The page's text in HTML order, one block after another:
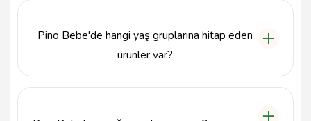
ayakkabılar ve aksesuarlar bulunmaktadır.
Pino Bebe'de hangi yaş gruplarına hitap eden
ürünler var?